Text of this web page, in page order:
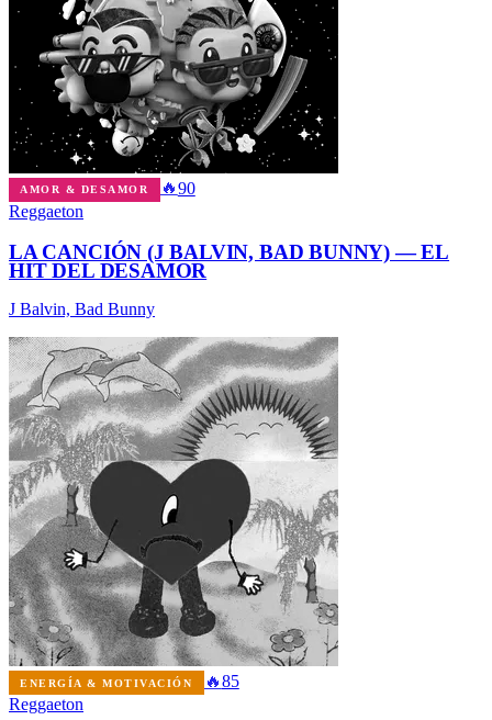
AMOR & DESAMOR 🔥90
Reggaeton
LA CANCIÓN (J BALVIN, BAD BUNNY) — EL
HIT DEL DESAMOR
J Balvin, Bad Bunny
ENERGÍA & MOTIVACIÓN 🔥85
Reggaeton